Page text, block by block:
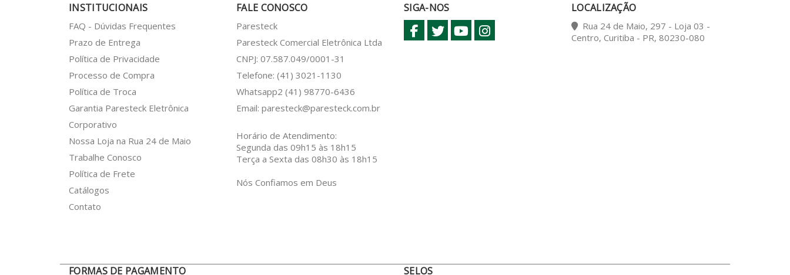
INSTITUCIONAIS
FAQ - Dúvidas Frequentes
Prazo de Entrega
Política de Privacidade
Processo de Compra
Política de Troca
Garantia Paresteck Eletrônica
Corporativo
Nossa Loja na Rua 24 de Maio
Trabalhe Conosco
Política de Frete
Catálogos
Contato
FALE CONOSCO
Paresteck
Paresteck Comercial Eletrônica Ltda
CNPJ: 07.587.049/0001-31
Telefone: (41) 3021-1130
Whatsapp2 (41) 98770-6436
Email: paresteck@paresteck.com.br
Horário de Atendimento:
Segunda das 09h15 às 18h15
Terça a Sexta das 08h30 às 18h15
Nós Confiamos em Deus
SIGA-NOS LOCALIZAÇÃO
Rua 24 de Maio, 297 - Loja 03 -
Centro, Curitiba - PR, 80230-080
FORMAS DE PAGAMENTO SELOS